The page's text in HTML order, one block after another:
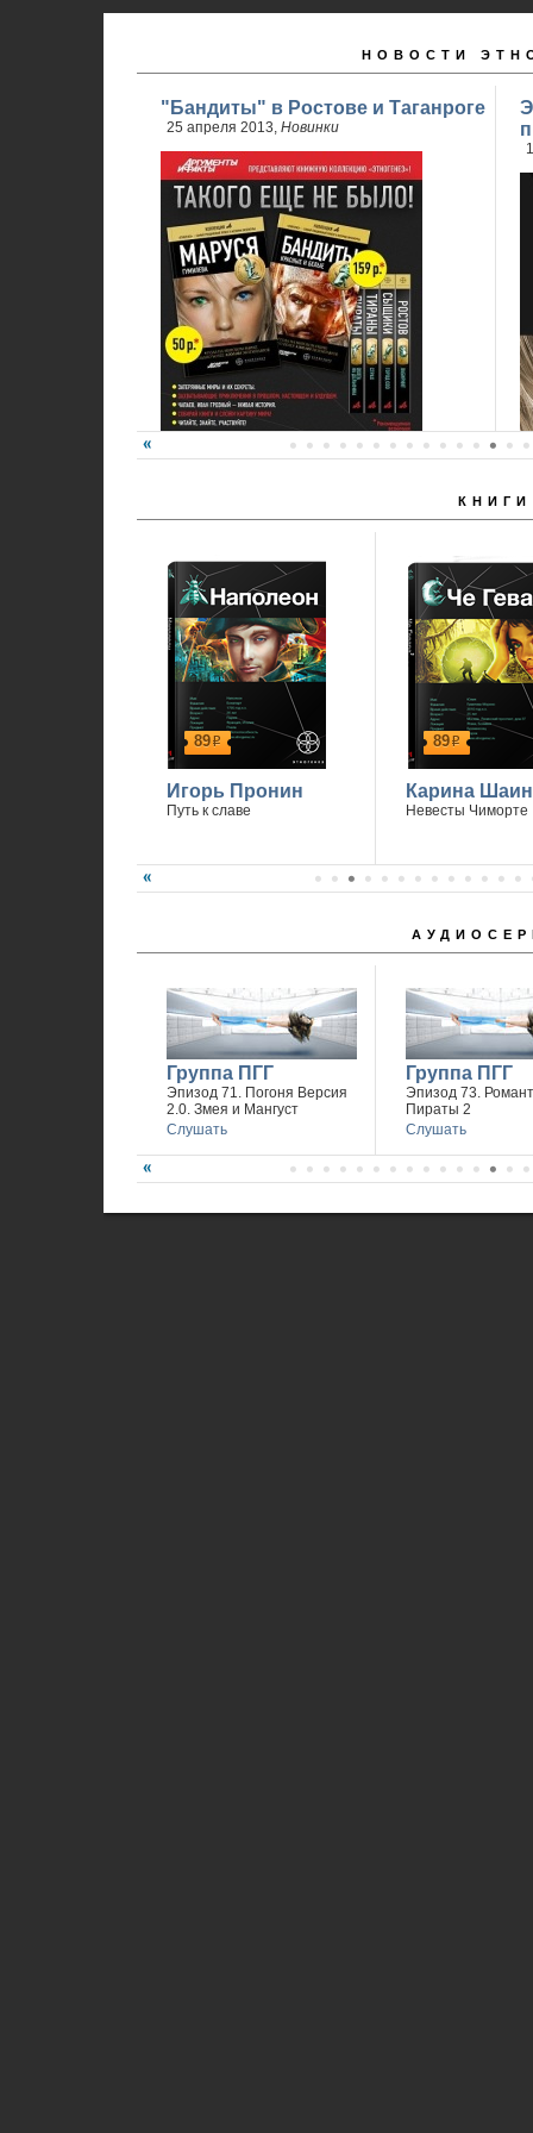
НОВОСТИ
"Бандиты" в Ростове и Таганроге
25 апреля 2013, Новинки
24 апреля стартовали продажи 2 книги
КНИГИ
89р
Игорь Пронин
Путь к славе
89р
Карина
Невесты Чиморте
Группа ПГГ
Эпизод 71. Погоня Версия
2.0. Змея и Мангуст
Слушать
Группа ПГГ
Эпизод 73.
Пираты 2
Слушать